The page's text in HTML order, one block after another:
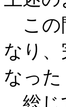
この
なり
なった